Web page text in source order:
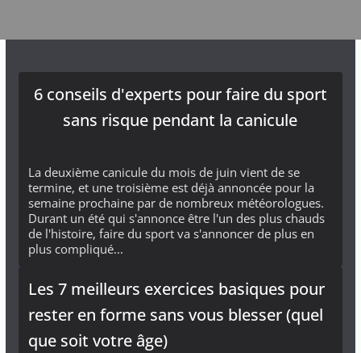
6 conseils d'experts pour faire du sport
sans risque pendant la canicule
La deuxième canicule du mois de juin vient de se
termine, et une troisième est déjà annoncée pour la
semaine prochaine par de nombreux météorologues.
Durant un été qui s'annonce être l'un des plus chauds
de l'histoire, faire du sport va s'annoncer de plus en
plus compliqué...
Les 7 meilleurs exercices basiques pour
rester en forme sans vous blesser (quel
que soit votre âge)